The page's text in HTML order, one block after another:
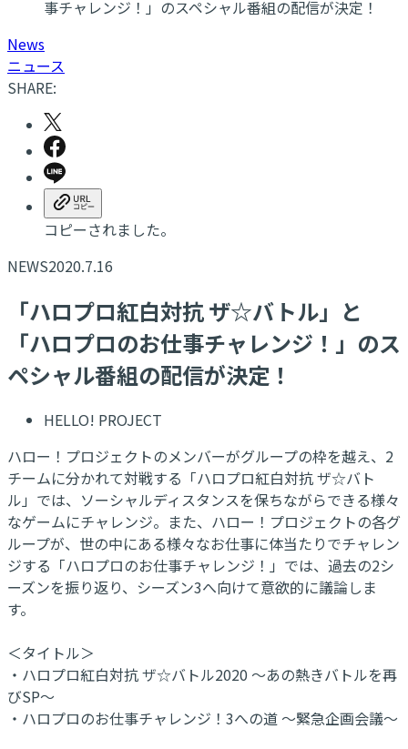
事チャレンジ！」のスペシャル番組の配信が決定！
News
ニュース
SHARE:
コピーされました。
NEWS2020.7.16
「ハロプロ紅白対抗 ザ☆バトル」と
「ハロプロのお仕事チャレンジ！」のス
ペシャル番組の配信が決定！
HELLO! PROJECT
ハロー！プロジェクトのメンバーがグループの枠を越え、2
チームに分かれて対戦する「ハロプロ紅白対抗 ザ☆バト
ル」では、ソーシャルディスタンスを保ちながらできる様々
なゲームにチャレンジ。また、ハロー！プロジェクトの各グ
ループが、世の中にある様々なお仕事に体当たりでチャレン
ジする「ハロプロのお仕事チャレンジ！」では、過去の2シ
ーズンを振り返り、シーズン3へ向けて意欲的に議論しま
す。
＜タイトル＞
・ハロプロ紅白対抗 ザ☆バトル2020 ～あの熱きバトルを再
びSP～
・ハロプロのお仕事チャレンジ！3への道 ～緊急企画会議～